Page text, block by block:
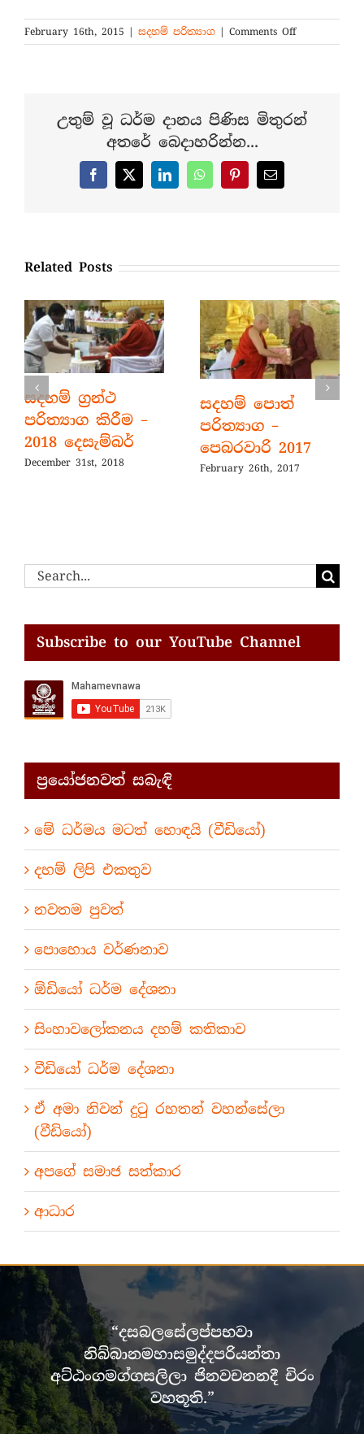
February 16th, 2015 | සදහම් පරිත්‍යාග | Comments Offon
සදහම්
කිරීම.
උතුම් වූ ධර්ම දානය පිණිස මිතුරන්
අතරේ බෙදාහරින්න...
Facebook
X LinkedInWhatsAppPinterestEmail
Related Posts
සදහම් ග්‍රන්ථ
පරිත්‍යාග කිරීම –
2018 දෙසැම්බර්
December 31st, 2018
සදහම් පොත්
පරිත්‍යාග –
පෙබරවාරි 2017
February 26th, 2017
Search
Subscribe to our YouTube Channel
ප්‍රයෝජනවත් සබැඳි
මේ ධර්මය මටත් හොඳයි (වීඩියෝ)
දහම් ලිපි එකතුව
නවතම පුවත්
පොහොය වර්ණනාව
ඕඩියෝ ධර්ම දේශනා
සිංහාවලෝකනය දහම් කතිකාව
වීඩියෝ ධර්ම දේශනා
ඒ අමා නිවන් දුටු රහතන් වහන්සේලා
(වීඩියෝ)
අපගේ සමාජ සත්කාර
ආධාර
“දසබලසේලප්පභවා
නිබ්බානමහාසමුද්දපරියන්තා
අට්ඨංගමග්ගසලිලා ජිනවචනනදී චිරං
වහතූති.”